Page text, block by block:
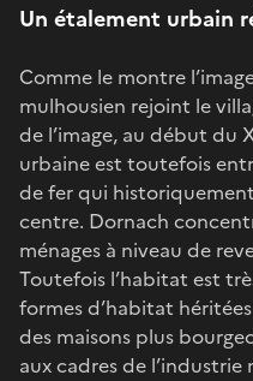
Un étalement urbain
Comme le montre
mulhousien rejoint le
de l’image, au début du
urbaine est toutefois
de fer qui
centre. Dornach
ménages à niveau de
Toutefois l’habitat est
formes d’habitat
des maisons plus
aux cadres de l’industrie